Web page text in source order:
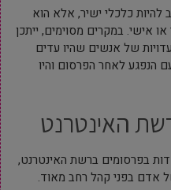
להיות כלכלי ישיר, אלא הוא
או אישי. במקרים מסוימים, ייתכן
של אנשים שהיו עדים
הנפגע לאחר הפרסום והיו
האינטרנט
בפרסומים ברשת האינטרנט,
אדם בפני קהל רחב מאוד.